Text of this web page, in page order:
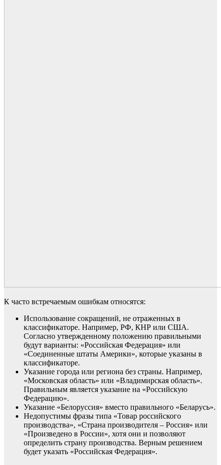
К часто встречаемым ошибкам относятся:
Использование сокращений, не отраженных в
классификаторе. Например, РФ, КНР или США.
Согласно утвержденному положению правильными
будут варианты: «Российская Федерация» или
«Соединенные штаты Америки», которые указаны в
классификаторе.
Указание города или региона без страны. Например,
«Московская область» или «Владимирская область».
Правильным является указание на «Российскую
Федерацию».
Указание «Белоруссия» вместо правильного «Беларусь».
Недопустимы фразы типа «Товар российского
производства», «Страна производителя – Россия» или
«Произведено в России», хотя они и позволяют
определить страну производства. Верным решением
будет указать «Российская Федерация».